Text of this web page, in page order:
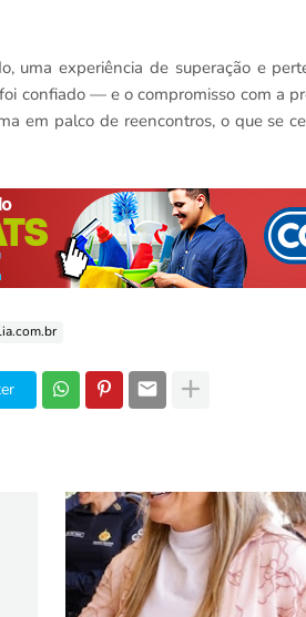
uma experiência de superação e
confiado — e o compromisso com a
em palco de reencontros, o que se